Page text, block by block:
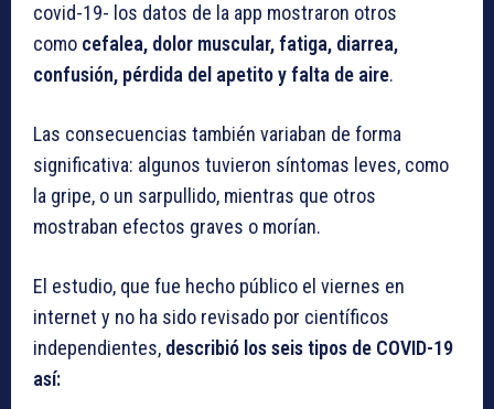
covid-19- los datos de la app mostraron otros
como cefalea, dolor muscular, fatiga, diarrea,
confusión, pérdida del apetito y falta de aire.
Las consecuencias también variaban de forma
significativa: algunos tuvieron síntomas leves, como
la gripe, o un sarpullido, mientras que otros
mostraban efectos graves o morían.
El estudio, que fue hecho público el viernes en
internet y no ha sido revisado por científicos
independientes, describió los seis tipos de COVID-19
así: